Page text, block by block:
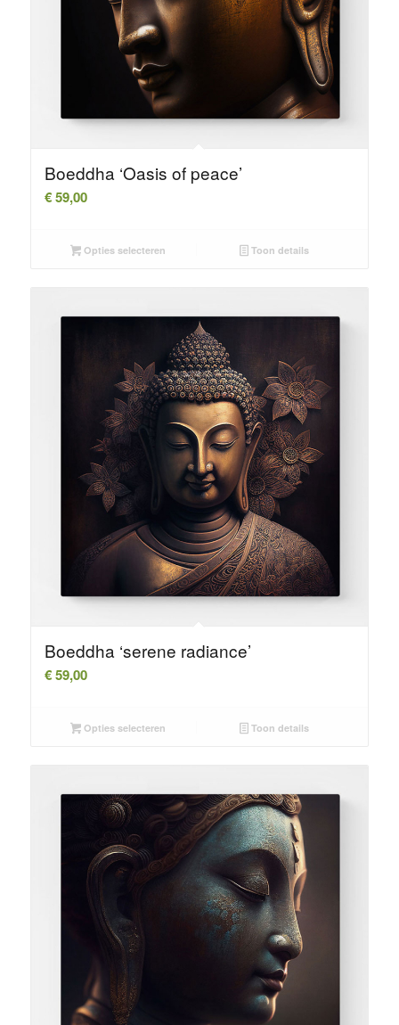
Boeddha ‘Oasis of peace’
€59,00
Opties selecteren Toon details
Boeddha ‘serene radiance’
€59,00
Opties selecteren Toon details